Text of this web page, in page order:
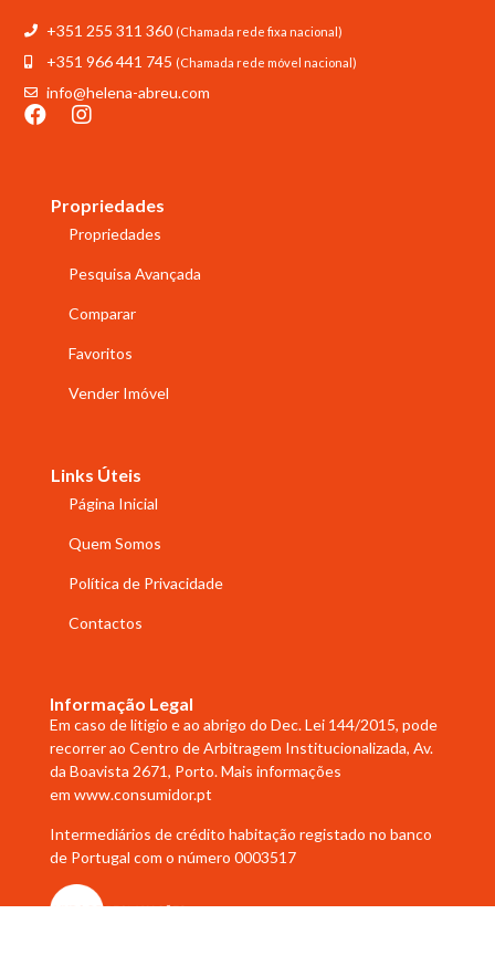
+351 255 311 360 (Chamada rede fixa nacional)
+351 966 441 745 (Chamada rede móvel nacional)
info@helena-abreu.com
Propriedades
Propriedades
Pesquisa Avançada
Comparar
Favoritos
Vender Imóvel
Links Úteis
Página Inicial
Quem Somos
Política de Privacidade
Contactos
Informação Legal
Em caso de litigio e ao abrigo do Dec. Lei 144/2015, pode
recorrer ao Centro de Arbitragem Institucionalizada, Av.
da Boavista 2671, Porto. Mais informações
emwww.consumidor.pt
Intermediários de crédito habitação registado no banco
de Portugal com o número 0003517